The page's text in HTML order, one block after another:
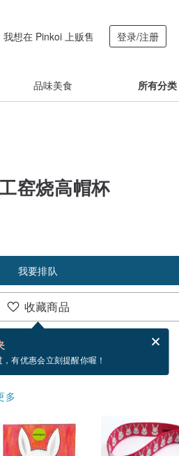
我想在 Pinkoi 上贩售 登录/注册
品味美食 所有分类
窑烧高帽杯
我要排队
收藏商品
有优惠会立刻提醒你喔！
寄送电子贺卡。
电子贺卡是什么？
要排队”，当有货会主动发信通知你
多